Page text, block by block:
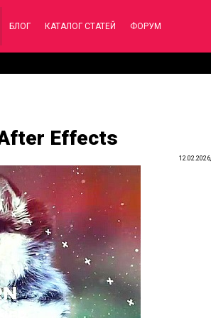
БЛОГ КАТАЛОГ СТАТЕЙ ФОРУМ
Effects